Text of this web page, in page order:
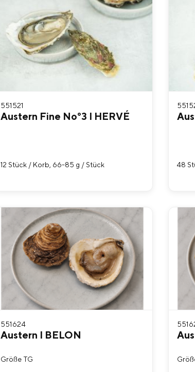
551521
Austern Fine No°3 I HERVÉ
12 Stück / Korb, 66-85 g / Stück 48
551624
Austern I BELON
Größe TG